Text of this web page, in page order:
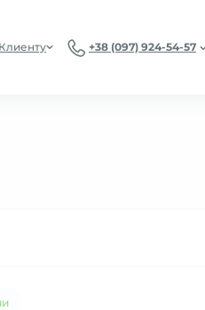
Клиенту +38 (097) 924-54-57